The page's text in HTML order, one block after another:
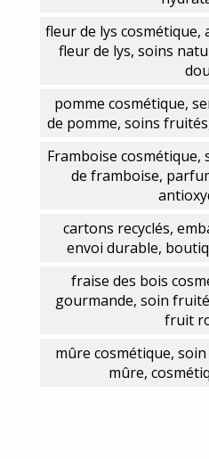
fleur de lys cosmétique,
fleur de lys, soins
pomme cosmétique,
de pomme, soins
Framboise
de framboise,
cartons recyclés,
envoi durable,
fraise des bois
gourmande, soin
fruit
mûre cosmétique,
mûre,